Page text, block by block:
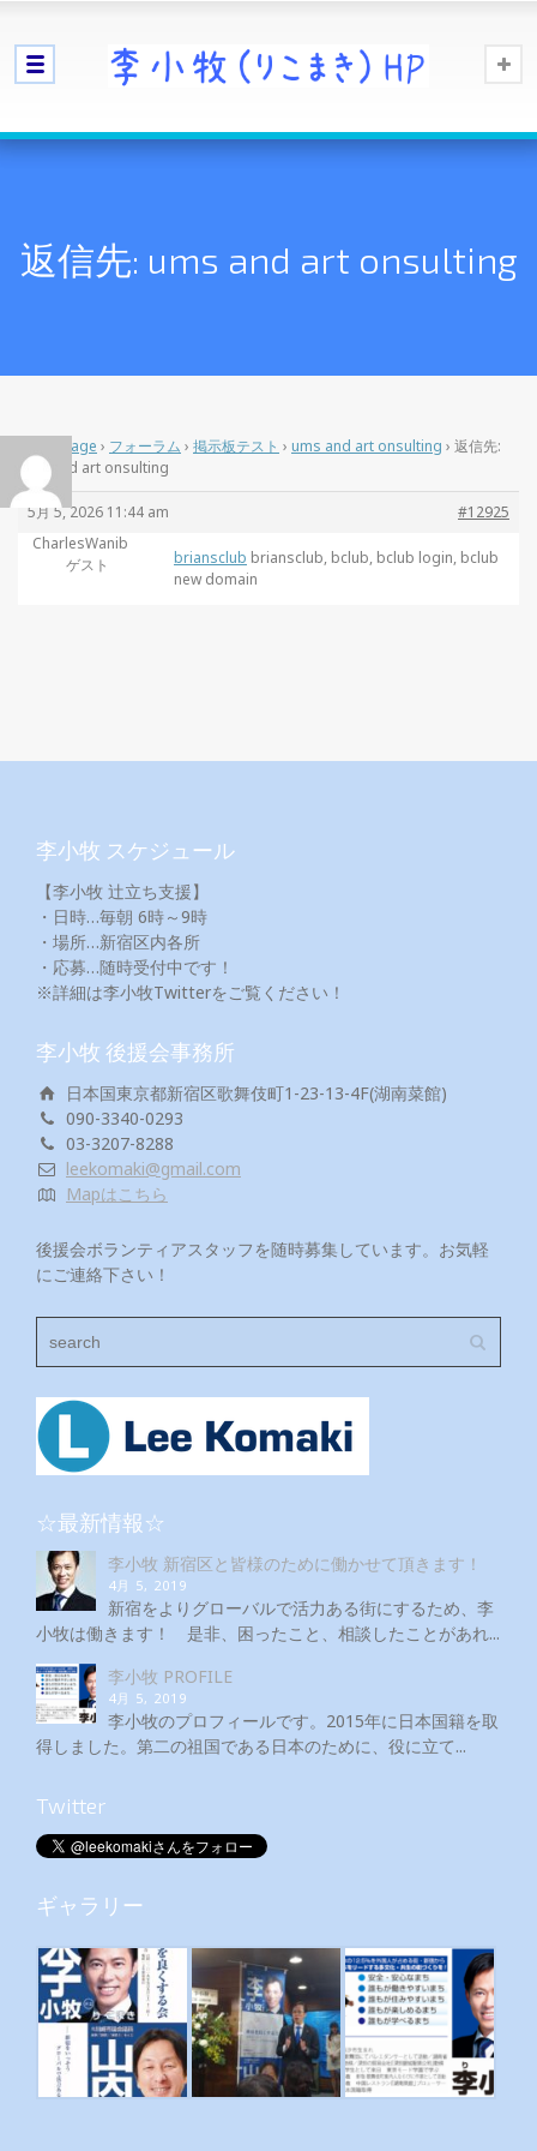
返信先: ums and art onsulting
Home Page › フォーラム › 掲示板テスト › ums and art onsulting › 返信先:
ums and art onsulting
5月 5, 2026 11:44 am
#12925
CharlesWanib
ゲスト
briansclub briansclub, bclub, bclub login, bclub
new domain
李小牧 スケジュール
【李小牧 辻立ち支援】
・日時…毎朝 6時～9時
・場所…新宿区内各所
・応募…随時受付中です！
※詳細は李小牧Twitterをご覧ください！
李小牧 後援会事務所
日本国東京都新宿区歌舞伎町1-23-13-4F(湖南菜館)
090-3340-0293
03-3207-8288
leekomaki@gmail.com
Mapはこちら
後援会ボランティアスタッフを随時募集しています。お気軽
にご連絡下さい！
☆最新情報☆
李小牧 新宿区と皆様のために働かせて頂きます！
4月 5, 2019
新宿をよりグローバルで活力ある街にするため、李
小牧は働きます！ 是非、困ったこと、相談したことがあれ...
李小牧 PROFILE
4月 5, 2019
李小牧のプロフィールです。2015年に日本国籍を取
得しました。第二の祖国である日本のために、役に立て...
Twitter
ギャラリー